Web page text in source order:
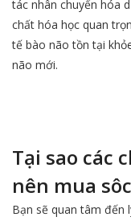
tác nhân chuyển hóa
chất hóa học quan
tế bào não tồn tại
não mới.
Tại sao các
nên mua
Bạn sẽ quan tâm đến